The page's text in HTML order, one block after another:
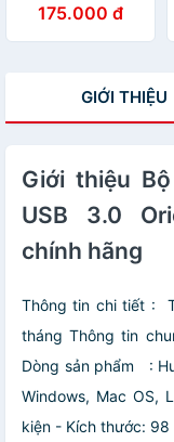
BK- Nhà Phân
Phối Chính Hãng
175.000 đ
GIỚI THIỆU
Giới thiệu
USB 3.0
chính hãng
Thông tin chi tiết :
tháng Thông tin
Dòng sản phẩm :
Windows, Mac OS,
kiện - Kích thước: